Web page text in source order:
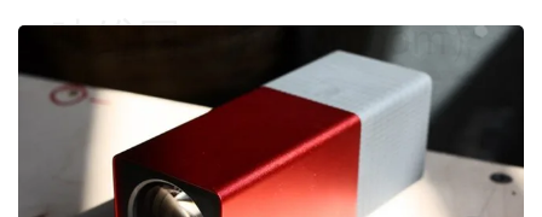
映维网（nweon.com）